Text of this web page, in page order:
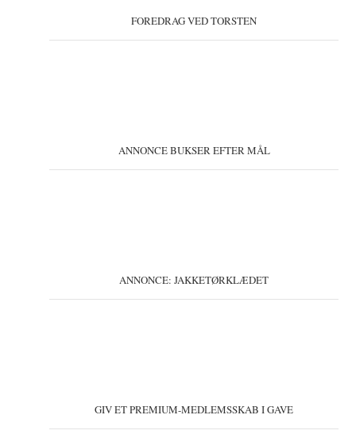
FOREDRAG VED TORSTEN
ANNONCE BUKSER EFTER MÅL
ANNONCE: JAKKETØRKLÆDET
GIV ET PREMIUM-MEDLEMSSKAB I GAVE